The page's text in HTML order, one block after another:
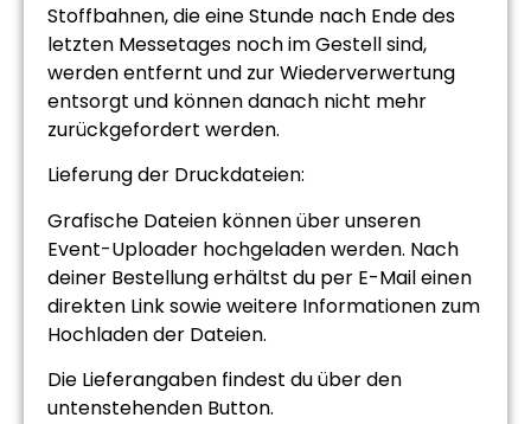
Stoffbahnen, die eine Stunde nach Ende des
letzten Messetages noch im Gestell sind,
werden entfernt und zur Wiederverwertung
entsorgt und können danach nicht mehr
zurückgefordert werden.
Lieferung der Druckdateien:
Grafische Dateien können über unseren
Event-Uploader hochgeladen werden. Nach
deiner Bestellung erhältst du per E-Mail einen
direkten Link sowie weitere Informationen zum
Hochladen der Dateien.
Die Lieferangaben findest du über den
untenstehenden Button.